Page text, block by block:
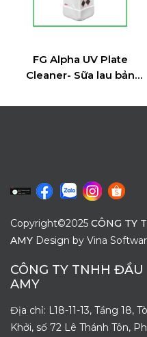
FG Alpha UV Plate
Cleaner- Sữa lau bản
mực UV
Copyright©2025 CÔNG TY
AMY Design by Vina
CÔNG TY TNHH
AMY
Địa chỉ: L18-11-13, Tầng 18,
Khởi, số 72 Lê Thánh Tôn,